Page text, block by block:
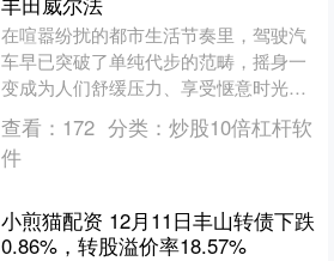
在喧嚣纷扰的都市生活节奏里，驾驶汽
车早已突破了单纯代步的范畴，摇身一
变成为人们舒缓压力、享受惬意时光的
独特方式。丰田威尔法，作为豪华
MPV，凭借其超凡脱俗的品质....
查看： 172 分类： 炒股10倍杠杆软
件
小煎猫配资 12月11日丰山转债下跌
0.86%，转股溢价率18.57%